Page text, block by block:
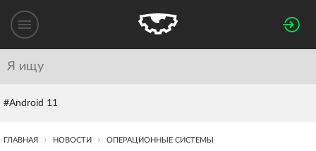
#Android 11
ГЛАВНАЯ НОВОСТИ ОПЕРАЦИОННЫЕ СИСТЕМЫ